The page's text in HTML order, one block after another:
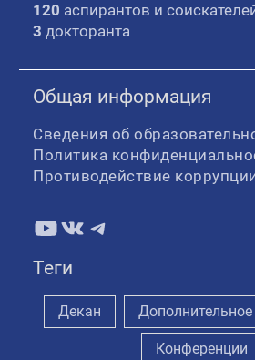
120 аспирантов и
3 докторанта
Общая информация
Сведения об
Политика
Противодействие
YouTube
ВКонтакте
Telegram
Теги
Декан
Конференции